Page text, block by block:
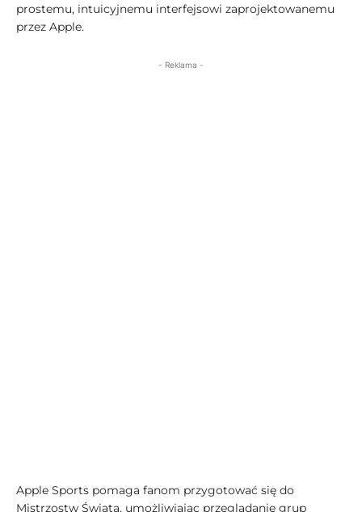
prostemu, intuicyjnemu interfejsowi zaprojektowanemu
przez Apple.
- Reklama -
Apple Sports pomaga fanom przygotować się do
Mistrzostw Świata, umożliwiając przeglądanie grup